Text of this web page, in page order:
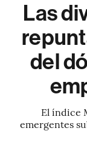
Las
del
El índice
emergentes